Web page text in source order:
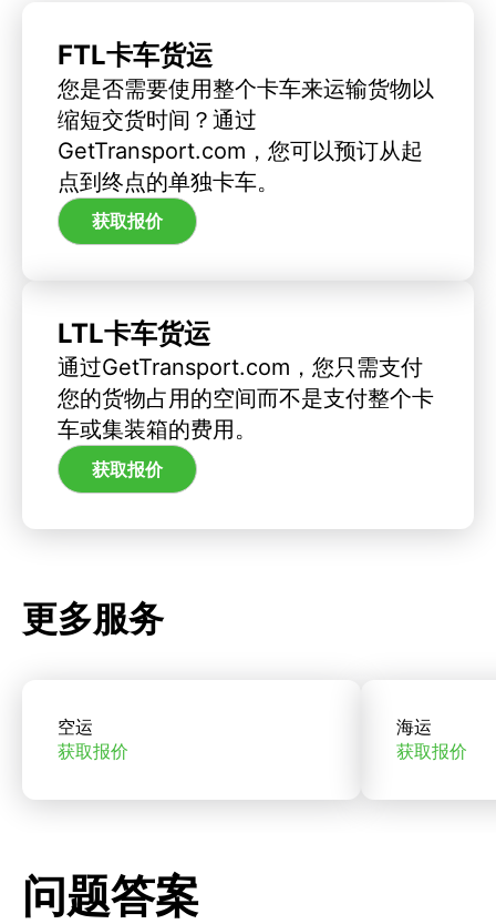
FTL卡车货运
您是否需要使用整个卡车来运输货物以
缩短交货时间？通过
GetTransport.com，您可以预订从起
点到终点的单独卡车。
获取报价
LTL卡车货运
通过GetTransport.com，您只需支付
您的货物占用的空间而不是支付整个卡
车或集装箱的费用。
获取报价
更多服务
空运
获取报价
海运
获取报价
问题答案